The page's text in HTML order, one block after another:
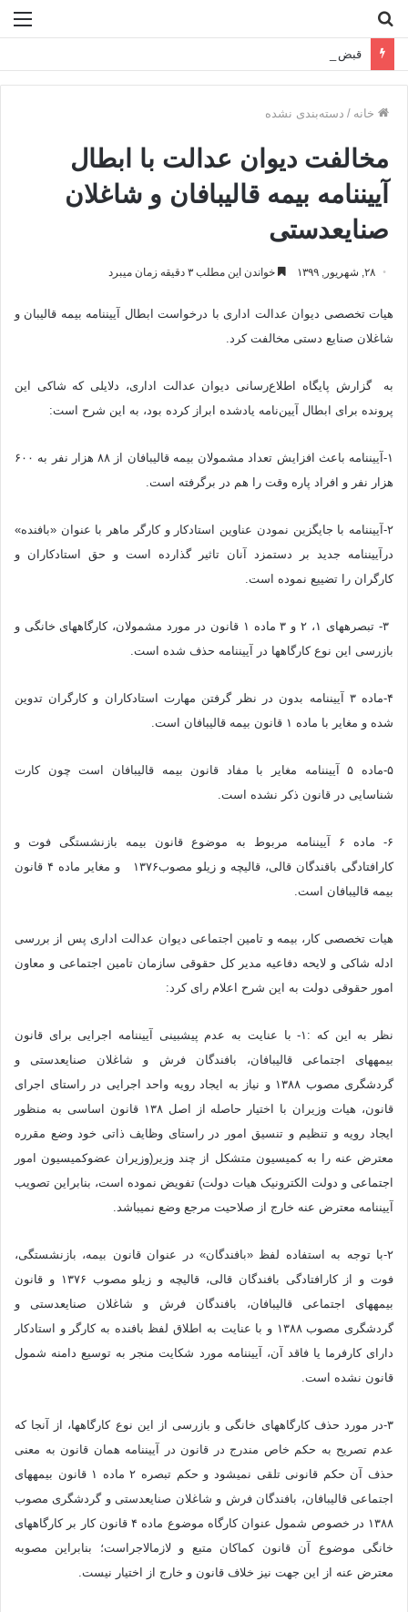
قبض برق ۴۰ برابری در راه است!
خانه / دسته‌بندی نشده
مخالفت دیوان عدالت با ابطال
آیین‎نامه بیمه قالیبافان و شاغلان
صنایع‎دستی
۲۸, شهریور, ۱۳۹۹ خواندن این مطلب ۳ دقیقه زمان میبرد
هیات تخصصی دیوان عدالت اداری با درخواست ابطال آیین‎نامه بیمه قالیبان و
شاغلان صنایع دستی مخالفت کرد.
به گزارش پایگاه‌ اطلاع‌رسانی دیوان عدالت اداری، دلایلی که شاکی این
پرونده برای ابطال آیین‌نامه یادشده ابراز کرده بود، به این شرح است:
۱-آیین‎نامه باعث افزایش تعداد مشمولان بیمه قالیبافان از ۸۸ هزار نفر به ۶۰۰
هزار نفر و افراد پاره وقت را هم در برگرفته است.
۲-آیین‎نامه با جایگزین نمودن عناوین استادکار و کارگر ماهر با عنوان «بافنده»
درآیین‎نامه جدید بر دستمزد آنان تاثیر گذارده است و حق استادکاران و
کارگران را تضییع نموده است.
۳- تبصره‎های ۱، ۲ و ۳ ماده ۱ قانون در مورد مشمولان، کارگاه‎های خانگی و
بازرسی این نوع کارگاه‎ها در آیین‎نامه حذف شده است.
۴-ماده ۳ آیین‎نامه بدون در نظر گرفتن مهارت استادکاران و کارگران تدوین
شده و مغایر با ماده ۱ قانون بیمه قالیبافان است.
۵-ماده ۵ آیین‎نامه مغایر با مفاد قانون بیمه قالیبافان است چون کارت
شناسایی در قانون ذکر نشده است.
۶- ماده ۶ آیین‎نامه مربوط به موضوع قانون بیمه بازنشستگی فوت و
کارافتادگی باقندگان قالی، قالیچه و زیلو مصوب۱۳۷۶ و مغایر ماده ۴ قانون
بیمه قالیبافان است.
هیات تخصصی کار، بیمه و تامین اجتماعی دیوان عدالت اداری پس از بررسی
ادله شاکی و لایحه دفاعیه مدیر کل حقوقی سازمان تامین اجتماعی و معاون
امور حقوقی دولت به این شرح اعلام رای کرد:
نظر به این که :۱- با عنایت به عدم پیش‎بینی آیین‎نامه اجرایی برای قانون
بیمه‎های اجتماعی قالیبافان، بافندگان فرش و شاغلان صنایع‎دستی و
گردشگری مصوب ۱۳۸۸ و نیاز به ایجاد رویه واحد اجرایی در راستای اجرای
قانون، هیات وزیران با اختیار حاصله از اصل ۱۳۸ قانون اساسی به منظور
ایجاد رویه و تنظیم و تنسیق امور در راستای وظایف ذاتی خود وضع مقرره
معترض عنه را به کمیسیون متشکل از چند وزیر(وزیران عضوکمیسیون امور
اجتماعی و دولت الکترونیک هیات دولت) تفویض نموده است، بنابراین تصویب
آیین‎نامه معترض عنه خارج از صلاحیت مرجع وضع نمی‎باشد.
۲-با توجه به استفاده لفظ «بافندگان» در عنوان قانون بیمه، بازنشستگی،
فوت و از کارافتادگی بافندگان قالی، قالیچه و زیلو مصوب ۱۳۷۶ و قانون
بیمه‎های اجتماعی قالیبافان، بافندگان فرش و شاغلان صنایع‎دستی و
گردشگری مصوب ۱۳۸۸ و با عنایت به اطلاق لفظ بافنده به کارگر و استادکار
دارای کارفرما یا فاقد آن، آیین‎نامه مورد شکایت منجر به توسیع دامنه شمول
قانون نشده است.
۳-در مورد حذف کارگاه‎های خانگی و بازرسی از این نوع کارگاه‎ها، از آنجا که
عدم تصریح به حکم خاص مندرج در قانون در آیین‎نامه همان قانون به معنی
حذف آن حکم قانونی تلقی نمی‎شود و حکم تبصره ۲ ماده ۱ قانون بیمه‎های
اجتماعی قالیبافان، بافندگان فرش و شاغلان صنایع‎دستی و گردشگری مصوب
۱۳۸۸ در خصوص شمول عنوان کارگاه موضوع ماده ۴ قانون کار بر کارگاه‎های
خانگی موضوع آن قانون کماکان متبع و لازم‎الاجراست؛ بنابراین مصوبه
معترض عنه از این جهت نیز خلاف قانون و خارج از اختیار نیست.